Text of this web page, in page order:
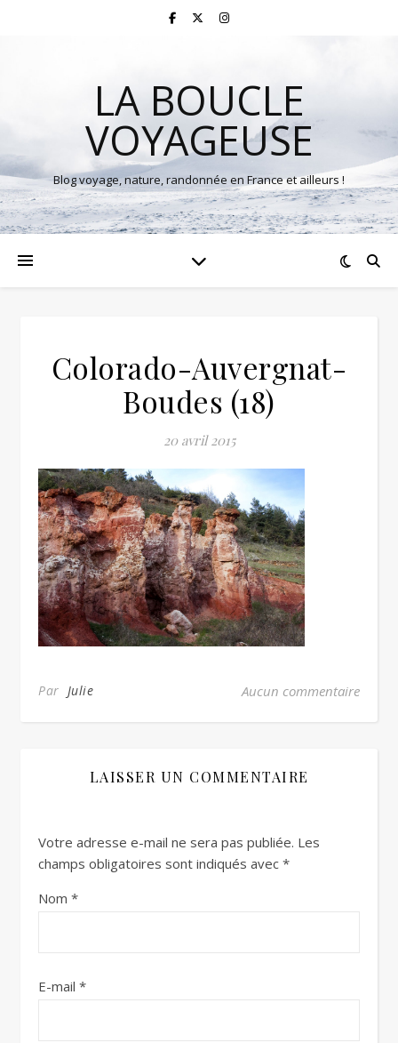
LA BOUCLE
VOYAGEUSE
Blog voyage, nature, randonnée en France et ailleurs !
Colorado-Auvergnat-
Boudes (18)
20 avril 2015
Par Julie Aucun commentaire
LAISSER UN COMMENTAIRE
Votre adresse e-mail ne sera pas publiée. Les
champs obligatoires sont indiqués avec *
Nom *
E-mail *